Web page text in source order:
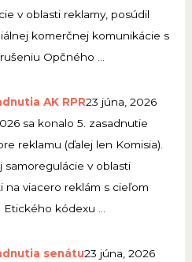
v oblasti reklamy, posúdil
komerčnej komunikácie s
Opčného …
AK RPR23 júna, 2026
sa konalo 5. zasadnutie
reklamu (ďalej len Komisia).
samoregulácie v oblasti
na viacero reklám s cieľom
kódexu …
senátu23 júna, 2026